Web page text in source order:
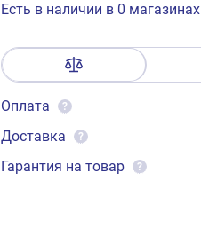
Есть в наличии в 0 магазинах
Оплата ?
Доставка ?
Гарантия на товар ?